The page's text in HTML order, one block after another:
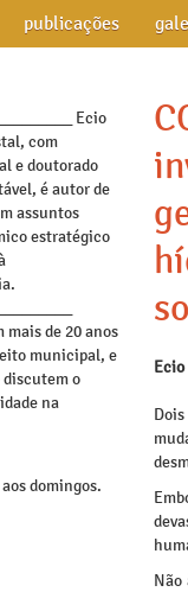
publicações
Ecio
com
e doutorado
é autor de
assuntos
estratégico
mais de 20 anos
municipal, e
discutem o
na
domingos.
Não